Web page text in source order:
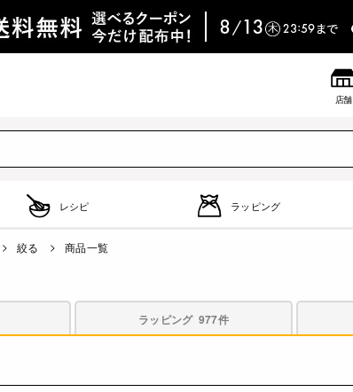
店舗
レシピ ラッピング
絞る 商品一覧
ラッピング 977件